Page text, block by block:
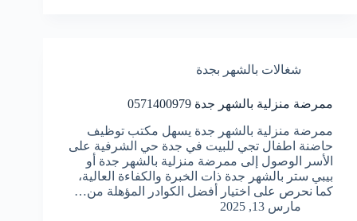
شغالات بالشهر بجدة
ممرضة منزلية بالشهر جدة 0571400979
ممرضة منزلية بالشهر جدة يسهل مكتب توظيف
حاضنة اطفال تجي للبيت في جدة حي الشرفية على
الأسر الوصول إلى ممرضة منزلية بالشهر جدة أو
بيبي ستر بالشهر جدة ذات الخبرة والكفاءة العالية،
كما نحرص على اختيار أفضل الكوادر المؤهلة من…
مارس 13, 2025